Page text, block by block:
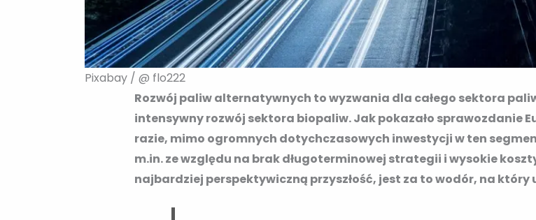
Pixabay / @ flo222
Rozwój paliw alternatywnych to wyzwania dla całego sektora
intensywny rozwój sektora biopaliw. Jak pokazało sprawozdanie
razie, mimo ogromnych dotychczasowych inwestycji w ten
m.in. ze względu na brak długoterminowej strategii i wysokie
najbardziej perspektywiczną przyszłość, jest za to wodór, na